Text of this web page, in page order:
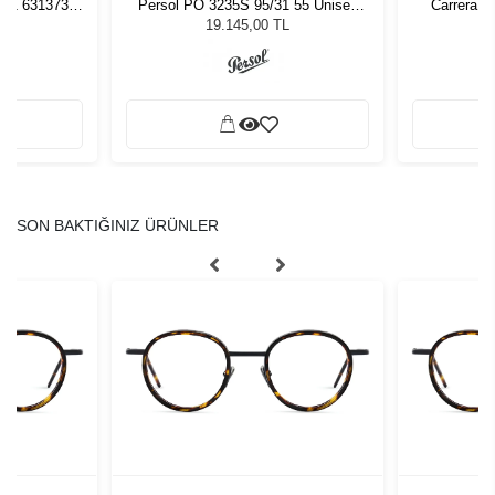
631373
Persol PO 3235S 95/31 55 Unisex
Güneş Gözlüğü
19.145,00 TL
Carrera
SON BAKTIĞINIZ ÜRÜNLER